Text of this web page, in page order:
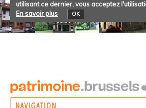
utilisant ce dernier, vous acceptez
En savoir plus
OK